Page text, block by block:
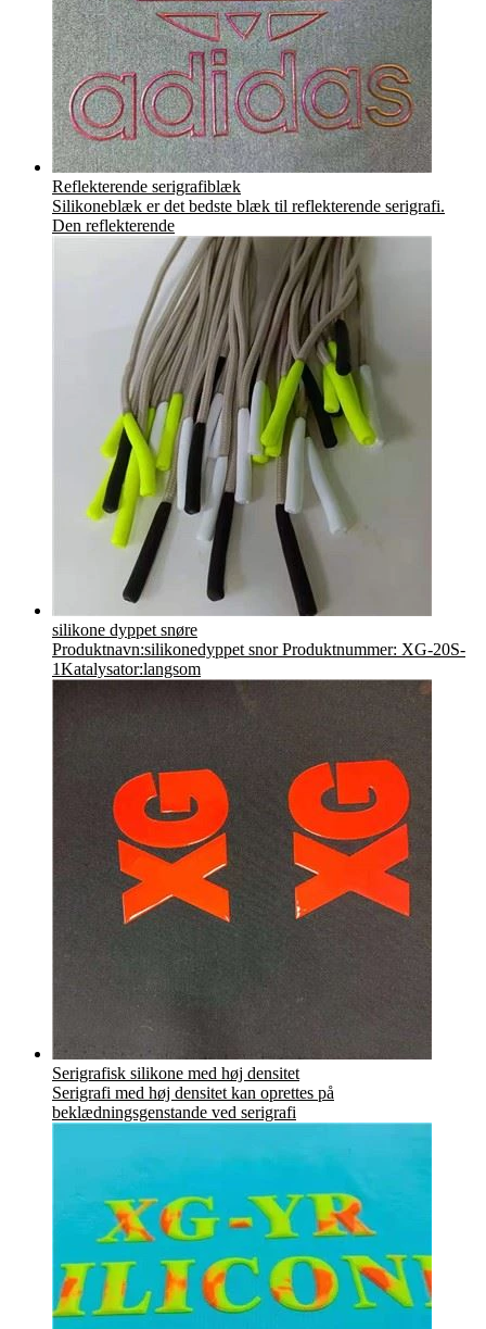
Reflekterende serigrafiblæk
Silikoneblæk er det bedste blæk til reflekterende serigrafi.
Den reflekterende
silikone dyppet snøre
Produktnavn:silikonedyppet snor Produktnummer: XG-20S-
1Katalysator:langsom
Serigrafisk silikone med høj densitet
Serigrafi med høj densitet kan oprettes på
beklædningsgenstande ved serigrafi